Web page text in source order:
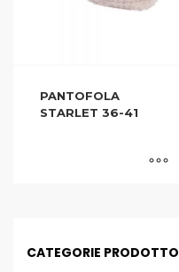
PANTOFOLA
STARLET 36-41
CATEGORIE PRODOTTO